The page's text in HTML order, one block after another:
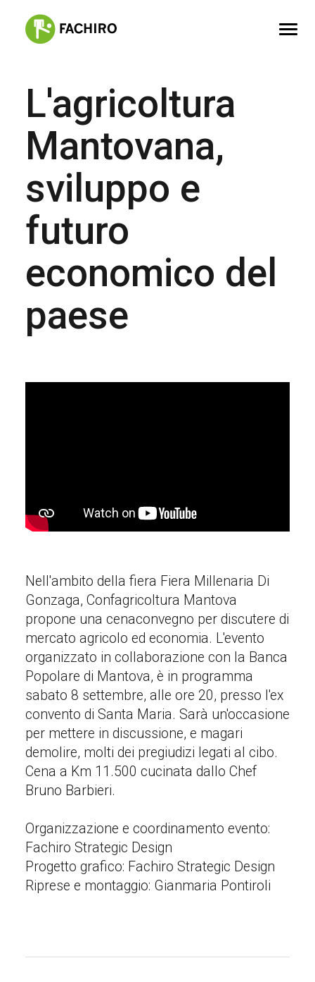
FACHIRO
PORTFOLIO
CONTATTI
L'agricoltura
Mantovana,
sviluppo e
futuro
economico del
paese
Nell'ambito della fiera Fiera Millenaria Di
Gonzaga, Confagricoltura Mantova
propone una cenaconvegno per discutere di
mercato agricolo ed economia. L'evento
organizzato in collaborazione con la Banca
Popolare di Mantova, è in programma
sabato 8 settembre, alle ore 20, presso l'ex
convento di Santa Maria. Sarà un'occasione
per mettere in discussione, e magari
demolire, molti dei pregiudizi legati al cibo.
Cena a Km 11.500 cucinata dallo Chef
Bruno Barbieri.
Organizzazione e coordinamento evento:
Fachiro Strategic Design
Progetto grafico: Fachiro Strategic Design
Riprese e montaggio: Gianmaria Pontiroli